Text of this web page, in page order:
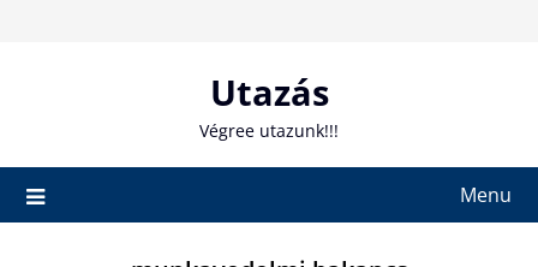
Utazás
Végree utazunk!!!
Menu